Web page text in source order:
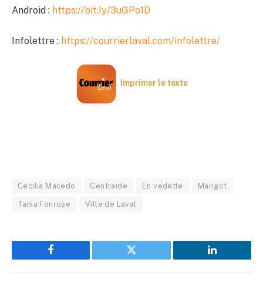
Android : https://bit.ly/3uGPo1D
Infolettre : https://courrierlaval.com/infolettre/
Imprimer le texte
Cecilia Macedo Centraide En vedette Marigot
Tania Fonrose Ville de Laval
Facebook Twitter LinkedIn